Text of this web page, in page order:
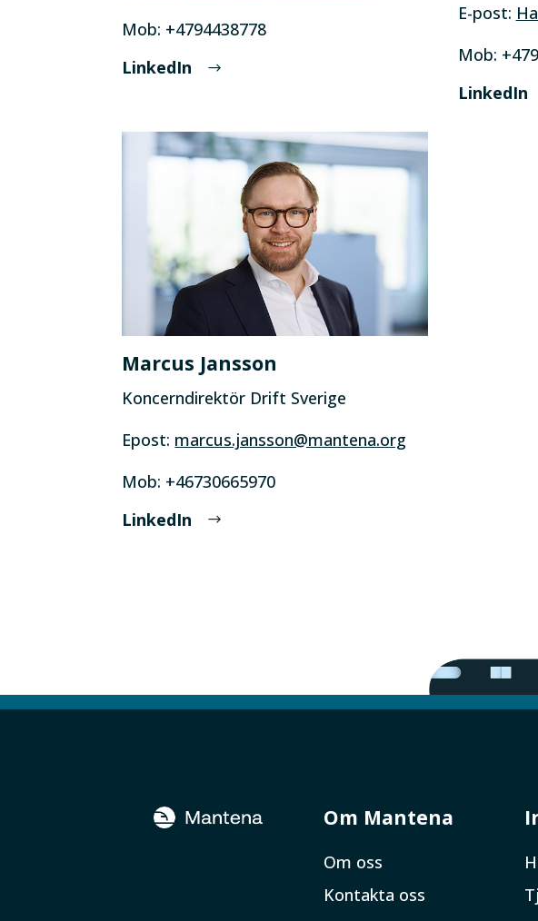
Mob: +4794438778
LinkedIn
E-post:
Mob:
LinkedIn
Marcus Jansson
Koncerndirektör Drift Sverige
Epost: marcus.jansson@mantena.org
Mob: +46730665970
LinkedIn
Om Mantena
Om oss
Kontakta oss